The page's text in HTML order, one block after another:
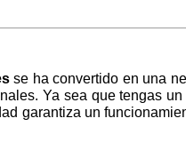
se ha convertido en una
Ya sea que tengas
garantiza un